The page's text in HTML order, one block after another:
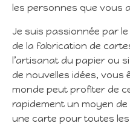
les personnes que vous
Je suis passionnée par
de la fabrication de
l’artisanat du papier ou
de nouvelles idées, vous
monde peut profiter de
rapidement un moyen
une carte pour toutes